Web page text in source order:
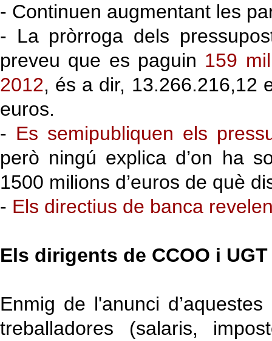
- Continuen augmentant les
- La pròrroga dels
preveu que es paguin 159
2012, és a dir, 13.266.216,12
euros.
- Es semipubliquen els
però ningú explica d’on ha
1500 milions d’euros de què
- Els directius de banca
Els dirigents de CCOO i
Enmig de l'anunci
treballadores (salaris,